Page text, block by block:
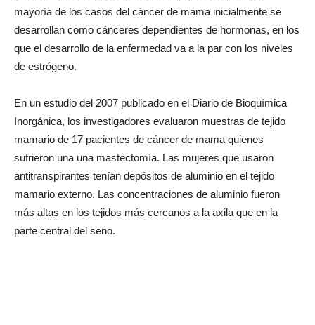
mayoría de los casos del cáncer de mama inicialmente se
desarrollan como cánceres dependientes de hormonas, en los
que el desarrollo de la enfermedad va a la par con los niveles
de estrógeno.
En un estudio del 2007 publicado en el Diario de Bioquímica
Inorgánica, los investigadores evaluaron muestras de tejido
mamario de 17 pacientes de cáncer de mama quienes
sufrieron una una mastectomía. Las mujeres que usaron
antitranspirantes tenían depósitos de aluminio en el tejido
mamario externo. Las concentraciones de aluminio fueron
más altas en los tejidos más cercanos a la axila que en la
parte central del seno.